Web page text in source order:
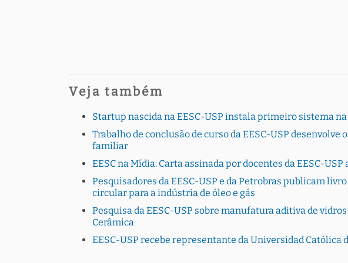
Veja também
Startup nascida na EESC-USP instala primeiro sistema
Trabalho de conclusão de curso da EESC-USP
familiar
EESC na Mídia: Carta assinada por docentes da EESC-
Pesquisadores da EESC-USP e da Petrobras publicam
circular para a indústria de óleo e gás
Pesquisa da EESC-USP sobre manufatura aditiva de
Cerâmica
EESC-USP recebe representante da Universidad Católica